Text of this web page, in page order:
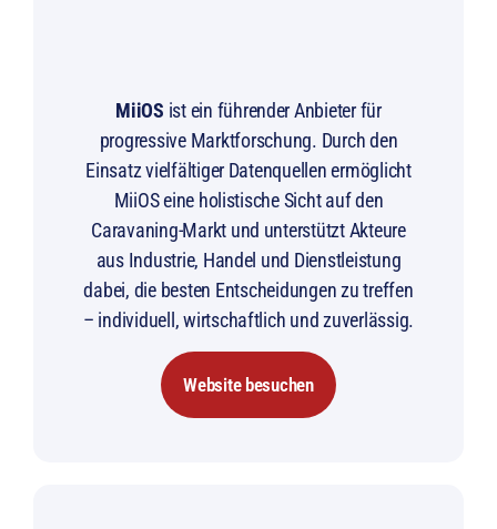
MiiOS ist ein führender Anbieter für
progressive Marktforschung. Durchden
Einsatz vielfältiger Datenquellen ermöglicht
MiiOS eine holistische Sicht aufden
Caravaning-Markt und unterstützt Akteure
aus Industrie, Handel und Dienstleistung
dabei, die besten Entscheidungen zu treffen
– individuell,wirtschaftlich und zuverlässig.
Website besuchen